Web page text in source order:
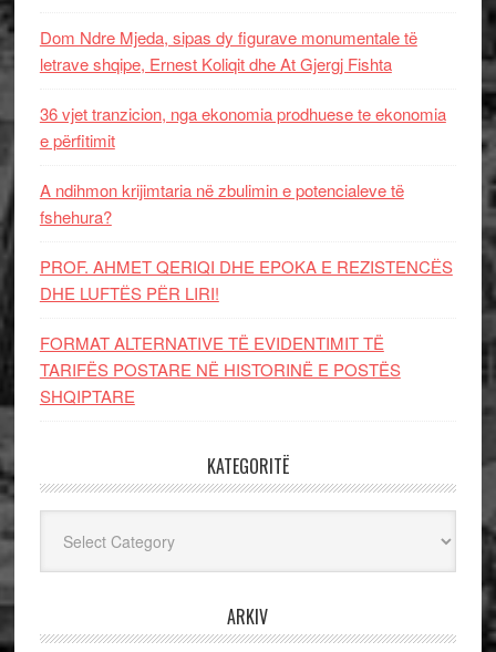
Dom Ndre Mjeda, sipas dy figurave monumentale të
letrave shqipe, Ernest Koliqit dhe At Gjergj Fishta
36 vjet tranzicion, nga ekonomia prodhuese te ekonomia
e përfitimit
A ndihmon krijimtaria në zbulimin e potencialeve të
fshehura?
PROF. AHMET QERIQI DHE EPOKA E REZISTENCЁS
DHE LUFTЁS PЁR LIRI!
FORMAT ALTERNATIVE TË EVIDENTIMIT TË
TARIFËS POSTARE NË HISTORINË E POSTËS
SHQIPTARE
KATEGORITË
ARKIV